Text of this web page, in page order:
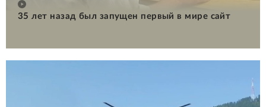
35 лет назад был запущен первый в мире сайт